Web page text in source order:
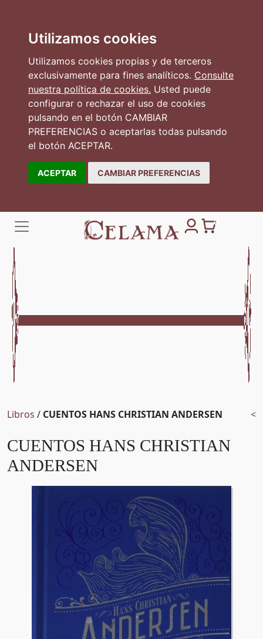
Utilizamos cookies
Utilizamos cookies propias y de terceros
exclusivamente para fines analíticos. Consulte
nuestra política de cookies. Usted puede
configurar o rechazar el uso de cookies
pulsando en el botón CAMBIAR
PREFERENCIAS o aceptarlas todas pulsando
el botón ACEPTAR.
ACEPTAR CAMBIAR PREFERENCIAS
0
Libros / CUENTOS HANS CHRISTIAN ANDERSEN <
CUENTOS HANS CHRISTIAN
ANDERSEN